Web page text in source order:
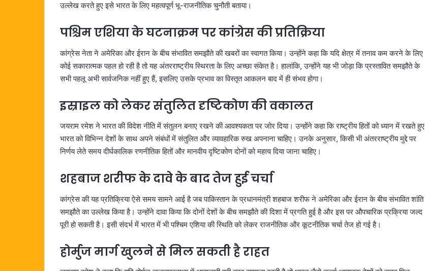
उल्लेख करते हुए इसे भारत के लिए महत्वपूर्ण भू-राजनीतिक चुनौती बताया।
पश्चिम एशिया के घटनाक्रम पर कांग्रेस की प्रतिक्रिया
कांग्रेस नेता ने अमेरिका और ईरान के बीच संभावित समझौते की खबरों का स्वागत किया। उन्होंने कहा कि यदि क्षेत्र में तनाव कम करने के लिए
कोई सकारात्मक पहल हो रही है तो यह अंतरराष्ट्रीय स्थिरता के लिए अच्छा संकेत है। हालांकि, उन्होंने यह भी जोड़ा कि प्रस्तावित समझौते के
सभी पहलू अभी सार्वजनिक नहीं हुए हैं, इसलिए उसके प्रभाव का विस्तृत आकलन बाद में ही संभव होगा।
इस्राइल को लेकर संतुलित दृष्टिकोण की वकालत
जयराम रमेश ने भारत की विदेश नीति में संतुलन बनाए रखने की आवश्यकता पर जोर दिया। उन्होंने कहा कि राष्ट्रीय हितों को ध्यान में रखते हुए
भारत को विभिन्न देशों के साथ अपने संबंधों में संतुलित और व्यावहारिक रुख अपनाना चाहिए। उनके अनुसार, किसी भी अंतरराष्ट्रीय मुद्दे पर
निर्णय लेते समय दीर्घकालिक रणनीतिक हितों और मानवीय दृष्टिकोण दोनों को महत्व दिया जाना चाहिए।
शहबाज शरीफ के दावे के बाद तेज हुई चर्चा
कांग्रेस की यह प्रतिक्रिया ऐसे समय सामने आई है जब पाकिस्तान के प्रधानमंत्री शहबाज शरीफ ने अमेरिका और ईरान के बीच संभावित शांति
समझौते का उल्लेख किया है। उन्होंने दावा किया कि दोनों देशों के बीच समझौते की दिशा में प्रगति हुई है और इस पर औपचारिक प्रक्रिया जल्द
पूरी हो सकती है। इसी संदर्भ में भारत में भी पश्चिम एशिया की स्थिति को लेकर राजनीतिक और कूटनीतिक चर्चा तेज हो गई है।
होर्मुज मार्ग खुलने से मिल सकती है राहत